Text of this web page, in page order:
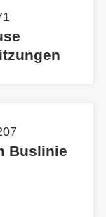
Buslinie